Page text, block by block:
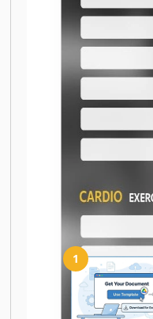
À propos de
Cherchez-vous un
Découvrez notre
pouvez saisir le
nombre de séries
travailler en saisissant
Comment
1